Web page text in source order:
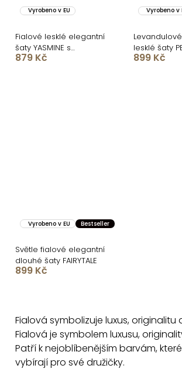
Vyrobeno v EU
Fialové lesklé elegantní
šaty YASMINE s
rozparkem
879 Kč
Vyrobeno v
lesklé šaty
899 Kč
Vyrobeno v EU Bestseller
Světle fialové elegantní
dlouhé šaty FAIRYTALE
899 Kč
l
á
Fialová symbolizuje luxus, originalitu
Fialová je symbolem luxusu,
Patří k nejoblíbenějším barvám,
vybírají pro své družičky.